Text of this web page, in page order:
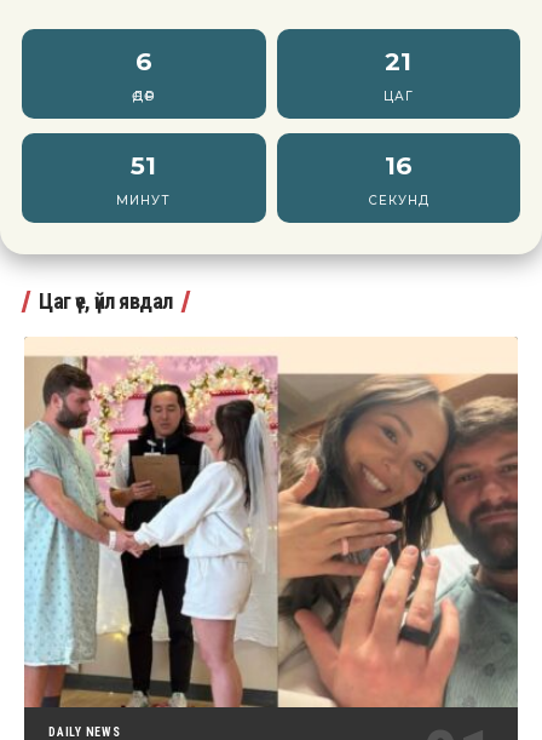
6
ӨДӨР
21
ЦАГ
51
МИНУТ
14
СЕКУНД
Цаг үе, үйл явдал
DAILY NEWS